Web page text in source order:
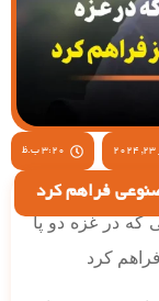
3:20 ب.ظ
فراهم کرد
در غزه دو پا
کرد